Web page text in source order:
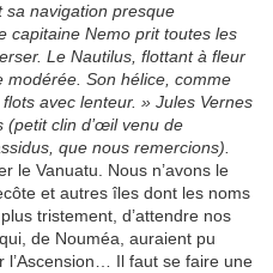
navigation presque
capitaine Nemo prit toutes les
Le Nautilus , flottant à fleur
modérée. Son hélice, comme
avec lenteur. » Jules Vernes
(petit clin d’œil venu de
que nous remercions).
le Vanuatu. Nous n’avons le
et autres îles dont les noms
tristement, d’attendre nos
de Nouméa, auraient pu
l’Ascension… Il faut se faire une